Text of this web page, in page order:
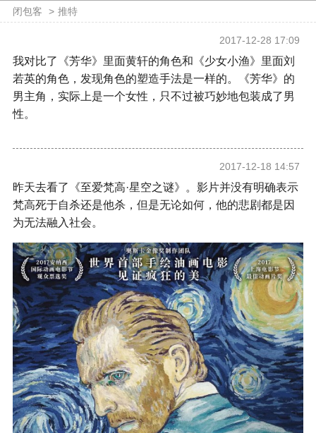
闭包客 > 推特
2017-12-28 17:09
我对比了《芳华》里面黄轩的角色和《少女小渔》里面刘
若英的角色，发现角色的塑造手法是一样的。《芳华》的
男主角，实际上是一个女性，只不过被巧妙地包装成了男
性。
2017-12-18 14:57
昨天去看了《至爱梵高·星空之谜》。影片并没有明确表示
梵高死于自杀还是他杀，但是无论如何，他的悲剧都是因
为无法融入社会。